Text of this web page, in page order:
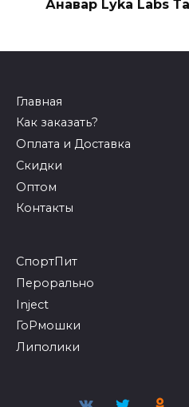
Скидки
Контакты
СпортПит
Перорально
Inject
ГоРмошки
Липолики